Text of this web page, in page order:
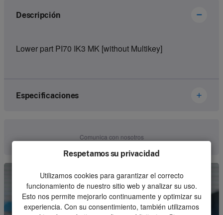
Descripción
Lower part PI70 IK3 MK [without Multikey]
Especificaciones
2800099
Housing
Unit
Piece
Minimum order quantity
1
Comunica con nosotros
Respetamos su privacidad
Utilizamos cookies para garantizar el correcto
funcionamiento de nuestro sitio web y analizar su uso.
Esto nos permite mejorarlo continuamente y optimizar su
experiencia. Con su consentimiento, también utilizamos